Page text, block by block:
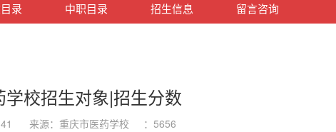
录 中职目录 招生信息 留言咨询
学校招生对象|招生分数
来源：重庆市医药学校 ：5656